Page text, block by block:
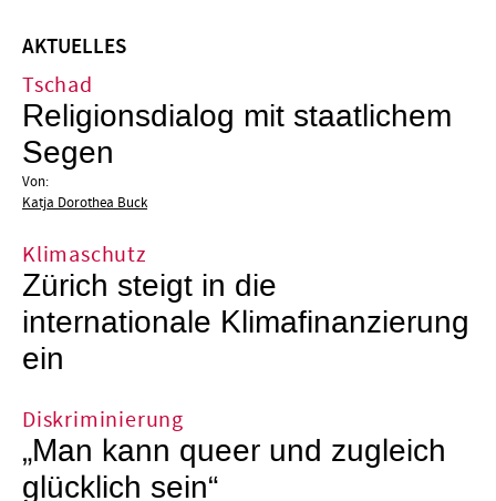
AKTUELLES
Tschad
Religionsdialog mit staatlichem
Segen
Von:
Katja Dorothea Buck
Klimaschutz
Zürich steigt in die
internationale Klimafinanzierung
ein
Diskriminierung
„Man kann queer und zugleich
glücklich sein“